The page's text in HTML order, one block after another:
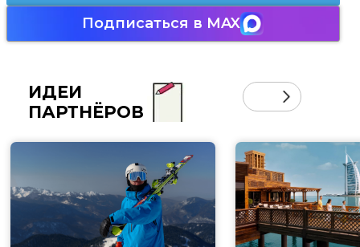
Подписаться в MAX
ИДЕИ
ПАРТНЁРОВ